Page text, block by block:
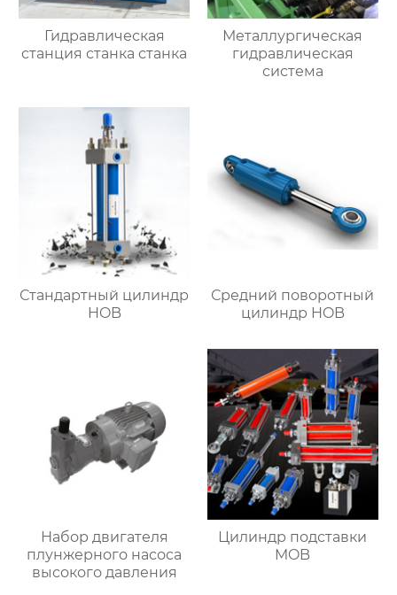
Гидравлическая
станция станка станка
Металлургическая
гидравлическая
система
Стандартный цилиндр
HOB
Средний поворотный
цилиндр HOB
Набор двигателя
плунжерного насоса
высокого давления
Цилиндр подставки
MOB